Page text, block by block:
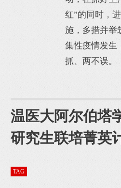
红”的同时，
施，多措并举
集性疫情发生
抓、两不误。
温医大阿尔伯塔
研究生联培菁英
TAG